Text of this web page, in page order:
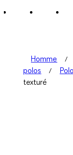
Homme
polos
texturé